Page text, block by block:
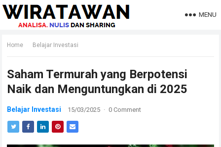
MENU
Home Belajar Investasi
Saham Termurah yang Berpotensi
Naik dan Menguntungkan di 2025
Belajar Investasi 15/03/2025 · 0 Comment